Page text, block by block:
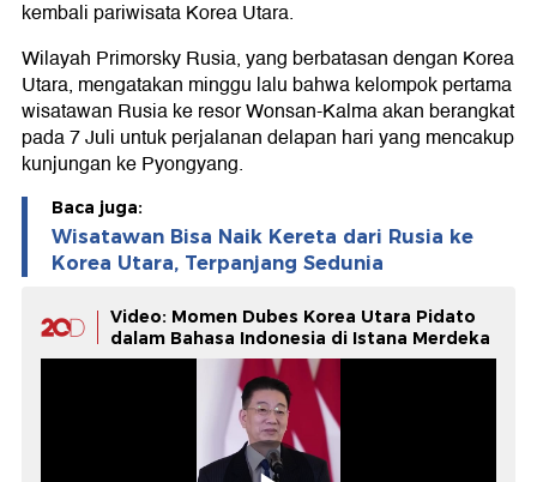
kembali pariwisata Korea Utara.
Wilayah Primorsky Rusia, yang berbatasan dengan Korea
Utara, mengatakan minggu lalu bahwa kelompok pertama
wisatawan Rusia ke resor Wonsan-Kalma akan berangkat
pada 7 Juli untuk perjalanan delapan hari yang mencakup
kunjungan ke Pyongyang.
Baca juga:
Wisatawan Bisa Naik Kereta dari Rusia ke
Korea Utara, Terpanjang Sedunia
Video: Momen Dubes Korea Utara Pidato
dalam Bahasa Indonesia di Istana Merdeka